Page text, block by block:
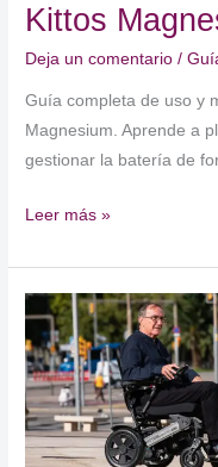
Kittos
Deja un comentario /
Guía completa de uso y
Magnesium. Aprende a
gestionar la batería de
Uso
montaje
Silla
Eléctrica
Kittos
Magnesium
Leer más »